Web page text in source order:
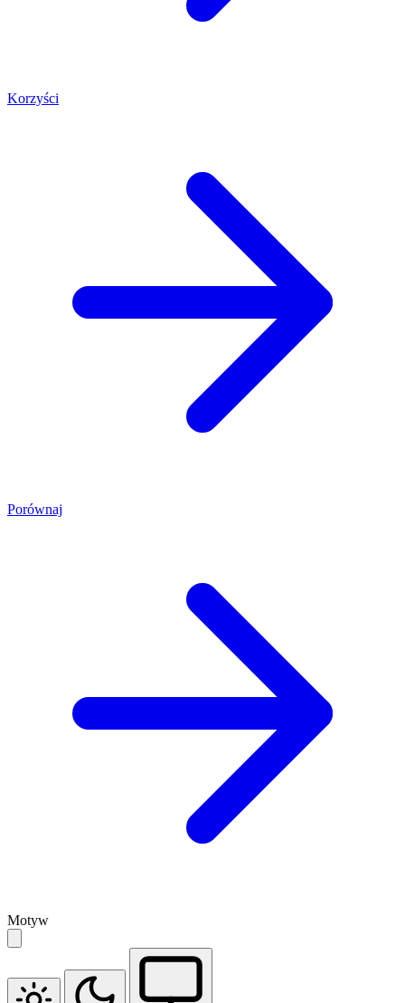
Korzyści
Porównaj
Motyw